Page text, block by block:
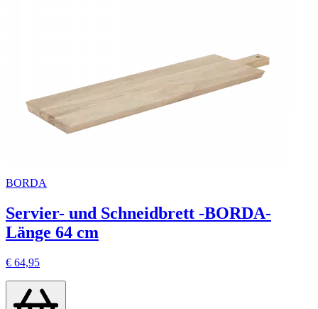
BORDA
Servier- und Schneidbrett -BORDA-
Länge 64 cm
€ 64,95